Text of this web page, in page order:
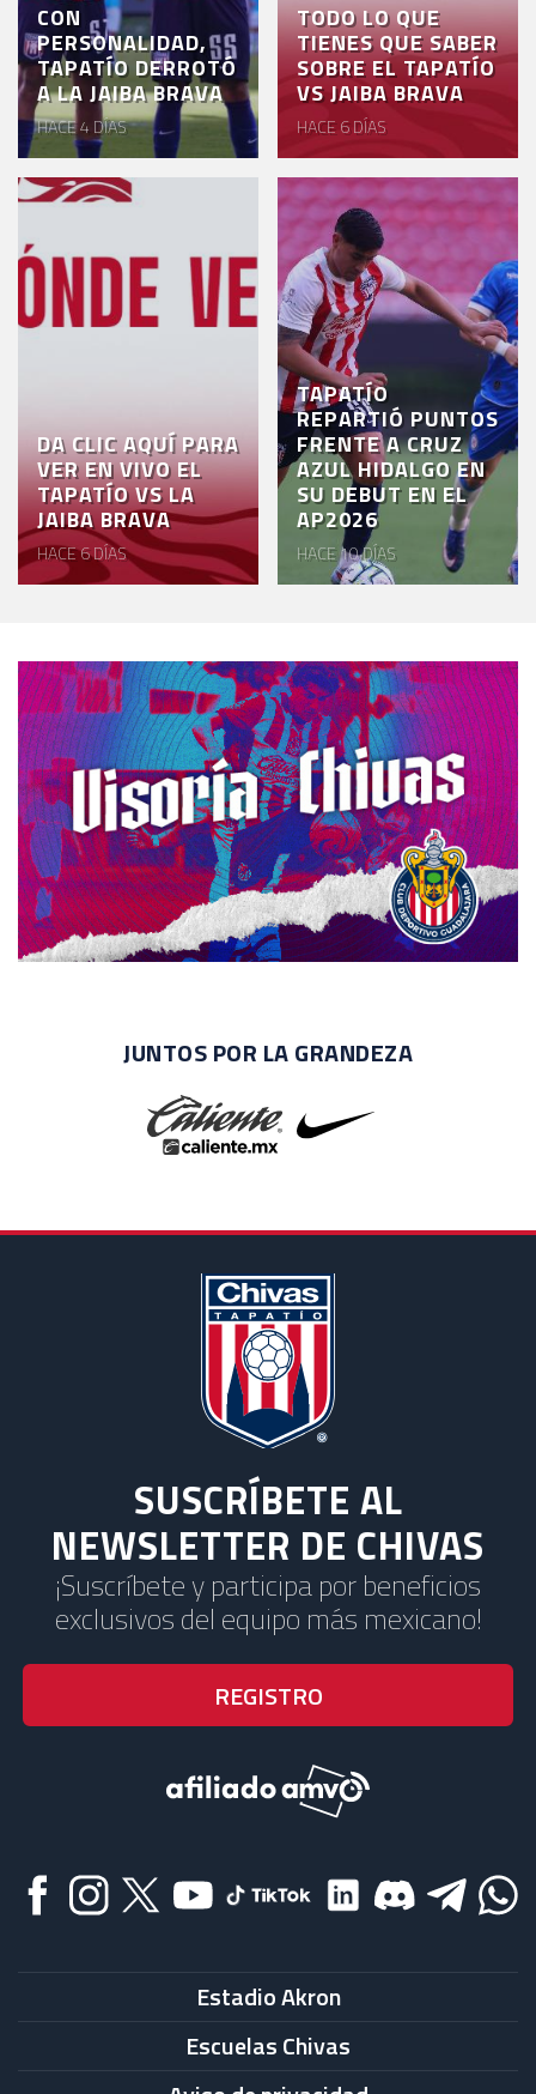
CON
PERSONALIDAD,
TAPATÍO DERROTÓ
A LA JAIBA BRAVA
HACE 4 DÍAS
TODO LO QUE
TIENES QUE SABER
SOBRE EL TAPATÍO
VS JAIBA BRAVA
HACE 6 DÍAS
DA CLIC AQUÍ PARA
VER EN VIVO EL
TAPATÍO VS LA
JAIBA BRAVA
HACE 6 DÍAS
TAPATÍO
REPARTIÓ PUNTOS
FRENTE A CRUZ
AZUL HIDALGO EN
SU DEBUT EN EL
AP2026
HACE 10 DÍAS
JUNTOS POR LA GRANDEZA
SUSCRÍBETE AL
NEWSLETTER DE CHIVAS
¡Suscríbete y participa por beneficios
exclusivos del equipo más mexicano!
Estadio Akron
Escuelas Chivas